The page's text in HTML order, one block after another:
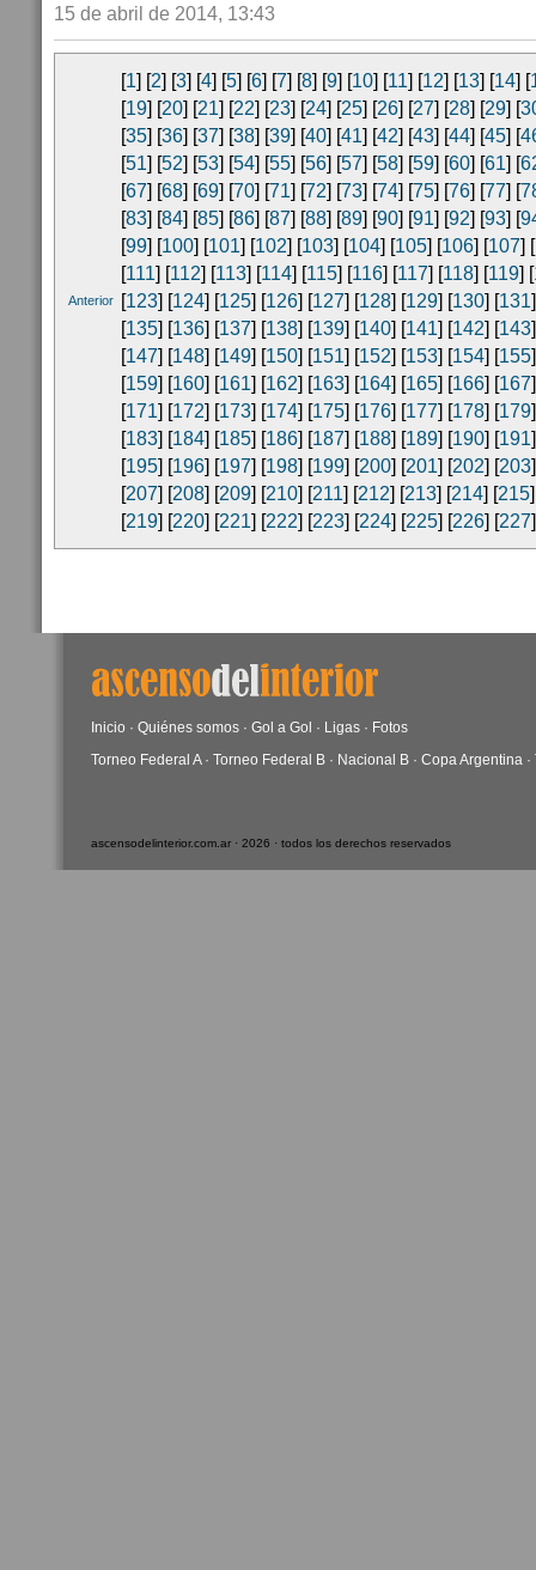
15 de abril de 2014, 13:43
Anterior
[1] [2] [3] [4] [5] [6] [7] [8] [9] [10] [11] [12] [13] [14] [
[19] [20] [21] [22] [23] [24] [25] [26] [27] [28] [29] [
[35] [36] [37] [38] [39] [40] [41] [42] [43] [44] [45] [
[51] [52] [53] [54] [55] [56] [57] [58] [59] [60] [61] [
[67] [68] [69] [70] [71] [72] [73] [74] [75] [76] [77] [
[83] [84] [85] [86] [87] [88] [89] [90] [91] [92] [93] [
[99] [100] [101] [102] [103] [104] [105] [106] [107] [
[111] [112] [113] [114] [115] [116] [117] [118] [119] [
[123] [124] [125] [126] [127] [128] [129] [130] [131
[135] [136] [137] [138] [139] [140] [141] [142] [143
[147] [148] [149] [150] [151] [152] [153] [154] [155
[159] [160] [161] [162] [163] [164] [165] [166] [167
[171] [172] [173] [174] [175] [176] [177] [178] [179
[183] [184] [185] [186] [187] [188] [189] [190] [191
[195] [196] [197] [198] [199] [200] [201] [202] [203
[207] [208] [209] [210] [211] [212] [213] [214] [215
[219] [220] [221] [222] [223] [224] [225] [226] [227
Inicio · Quiénes somos · Gol a Gol · Ligas · Fotos
Torneo Federal A· Torneo Federal B · Nacional B · Copa Argentina ·
ascensodelinterior.com.ar · 2026 · todos los derechos reservados